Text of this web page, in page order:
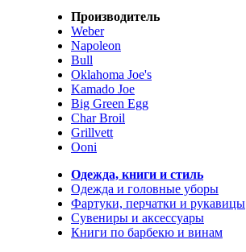
Производитель
Weber
Napoleon
Bull
Oklahoma Joe's
Kamado Joe
Big Green Egg
Char Broil
Grillvett
Ooni
Одежда, книги и стиль
Одежда и головные уборы
Фартуки, перчатки и рукавицы
Сувениры и аксессуары
Книги по барбекю и винам